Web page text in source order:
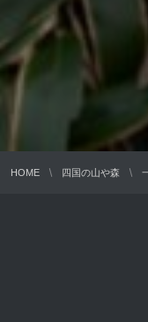
HOME 四国の山や森